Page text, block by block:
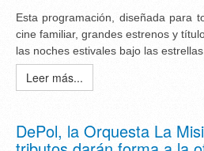
Esta programación, diseñada para
cine familiar, grandes estrenos y
las noches estivales bajo las estrellas.
Leer más...
DePol, la Orquesta La